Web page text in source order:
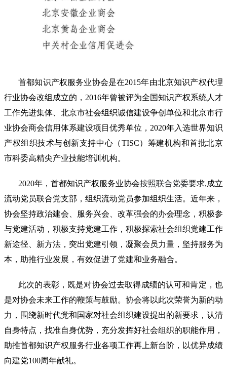
首都知识产权服务业协会是在2015年由北京知识产权代理
行业协会改组成立的，2016年曾被评为全国知识产权系统人才
工作先进集体、北京市社会组织诚信建设争创单位和北京市行
业协会商会信用体系建设项目优秀单位， 2020年入选世界知识
产权组织技术与创新支持中心（TISC）筹建机构和首批北京
市科委高精尖产业技能培训机构。
2020年，首都知识产权服务业协会按照联合党委要求,成立
流动党员联合党支部，组织流动党员参加组织生活。近年来，
协会坚持政治建会、服务兴会、改革强会的办会理念，积极参
与党建活动，积极支持党建工作，积极探索社会组织党建工作
新途径、新方法，突出党建引领，凝聚会员力量，坚持服务为
本，助推行业发展，有效促进了党建和业务融合。
此次的表彰，既是对协会过去取得成绩的认可和肯定，也
是对协会未来工作的鞭策与鼓励。协会将以此次荣誉为新的动
力，围绕新时代党和国家对社会组织建设提出的新要求，认清
自身特点，找准自身优势，充分发挥好社会组织的职能作用，
助推首都知识产权服务行业各项工作再上新台阶，以优异成绩
向建党100周年献礼。